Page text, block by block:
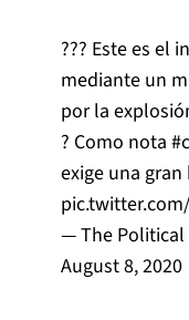
??? Este es el
mediante un
por la
?️ Como nota
exige una
— The Political
August 8, 2020